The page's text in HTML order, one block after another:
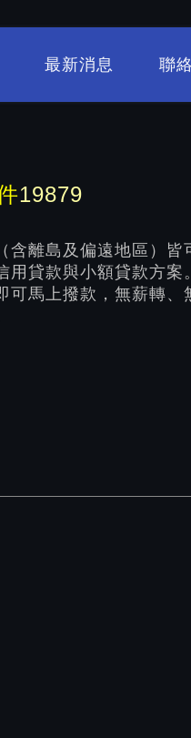
最新消息 聯
19879
含離島及偏遠地區）皆
貸款與小額貸款方案
馬上撥款，無薪轉、